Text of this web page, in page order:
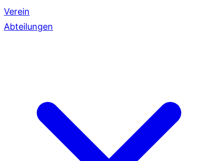
Verein
Abteilungen